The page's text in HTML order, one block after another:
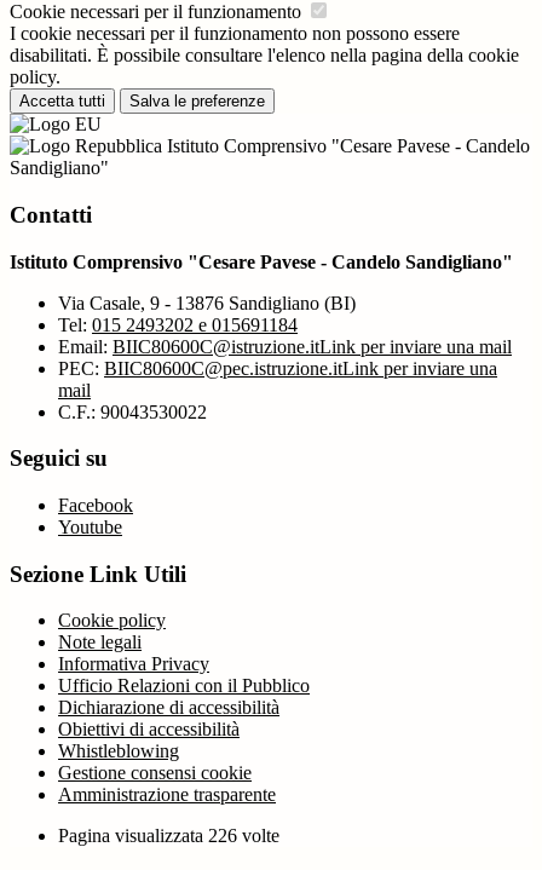
Cookie necessari per il funzionamento
I cookie necessari per il funzionamento non possono essere
disabilitati. È possibile consultare l'elenco nella pagina della cookie
policy.
Accetta tutti Salva le preferenze
Istituto Comprensivo "Cesare Pavese - Candelo
Sandigliano"
Contatti
Istituto Comprensivo "Cesare Pavese - Candelo Sandigliano"
Via Casale, 9 - 13876 Sandigliano (BI)
Tel: 015 2493202 e 015691184
Email: BIIC80600C@istruzione.itLink per inviare una mail
PEC: BIIC80600C@pec.istruzione.itLink per inviare una
mail
C.F.: 90043530022
Seguici su
Facebook
Youtube
Sezione Link Utili
Cookie policy
Note legali
Informativa Privacy
Ufficio Relazioni con il Pubblico
Dichiarazione di accessibilità
Obiettivi di accessibilità
Whistleblowing
Gestione consensi cookie
Amministrazione trasparente
Pagina visualizzata 226 volte